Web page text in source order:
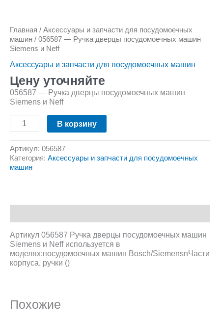
Главная / Аксессуары и запчасти для посудомоечных
машин / 056587 — Ручка дверцы посудомоечных машин
Siemens и Neff
Аксессуары и запчасти для посудомоечных машин
Цену уточняйте
056587 — Ручка дверцы посудомоечных машин
Siemens и Neff
дверцы
посудомоечных
машин
Siemens
и
Neff
В корзину
Артикул: 056587
Категория: Аксессуары и запчасти для посудомоечных
машин
Артикул 056587 Ручка дверцы посудомоечных машин
Siemens и Neff используется в
моделях:посудомоечных машин Bosch/SiemensnЧасти
корпуса, ручки ()
Похожие